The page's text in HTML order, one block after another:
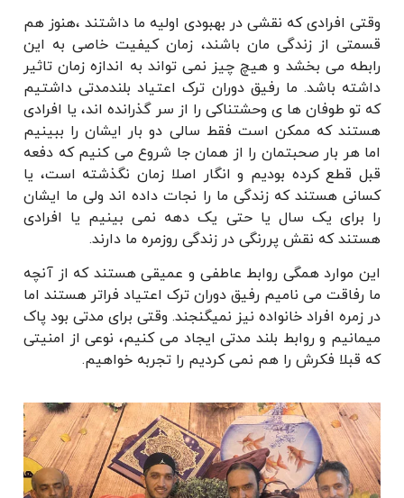
وقتی افرادی که نقشی در بهبودی اولیه ما داشتند ،هنوز هم
قسمتی از زندگی مان باشند، زمان کیفیت خاصی به این
رابطه می بخشد و هیچ چیز نمی تواند به اندازه زمان تاثیر
داشته باشد. ما رفیق دوران ترک اعتیاد بلندمدتی داشتیم
که تو طوفان ها ی وحشتناکی را از سر گذرانده اند، یا افرادی
هستند که ممکن است فقط سالی دو بار ایشان را ببینیم
اما هر بار صحبتمان را از همان جا شروع می کنیم که دفعه
قبل قطع کرده بودیم و انگار اصلا زمان نگذشته است، یا
کسانی هستند که زندگی ما را نجات داده اند ولی ما ایشان
را برای یک سال یا حتی یک دهه نمی بینیم یا افرادی
هستند که نقش پررنگی در زندگی روزمره ما دارند.
این موارد همگی روابط عاطفی و عمیقی هستند که از آنچه
ما رفاقت می نامیم رفیق دوران ترک اعتیاد فراتر هستند اما
در زمره افراد خانواده نیز نمیگنجند. وقتی برای مدتی بود پاک
میمانیم و روابط بلند مدتی ایجاد می کنیم، نوعی از امنیتی
که قبلا فکرش را هم نمی کردیم را تجربه خواهیم.